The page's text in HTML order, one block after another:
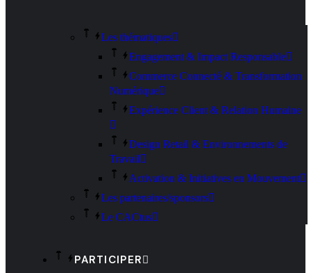
Les thématiques
Engagement & Impact Responsable
Commerce Connecté & Transformation
Numérique
Expérience Client & Relation Humaine
Design Retail & Environnements de
Travail
Activation & Initiatives en Mouvement
Les partenaires/sponsors
Le CACtus
PARTICIPER